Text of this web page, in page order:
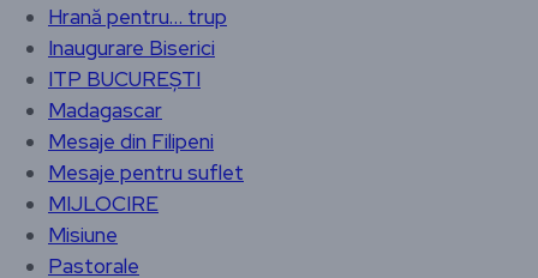
Hrană pentru… trup
Inaugurare Biserici
ITP BUCUREȘTI
Madagascar
Mesaje din Filipeni
Mesaje pentru suflet
MIJLOCIRE
Misiune
Pastorale